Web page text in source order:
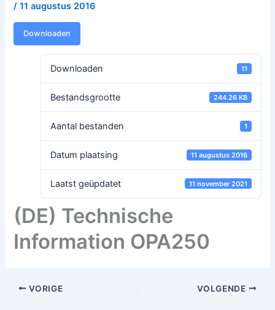
/11 augustus 2016
Downloaden
Downloaden 11
Bestandsgrootte 244.26 KB
Aantal bestanden 1
Datum plaatsing 11 augustus 2016
Laatst geüpdatet 11 november 2021
(DE) Technische
Information OPA250
VORIGE VOLGENDE